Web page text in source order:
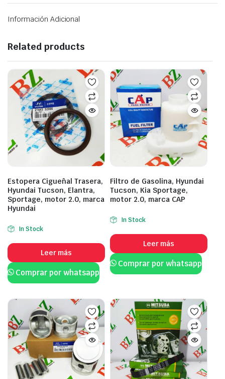
Información Adicional
Related products
Estopera Cigueñal Trasera,
Hyundai Tucson, Elantra,
Sportage, motor 2.0, marca
Hyundai
In Stock
Leer más
Comprar por whatsapp
Filtro de Gasolina, Hyundai
Tucson, Kia Sportage,
motor 2.0, marca CAP
In Stock
Leer más
Comprar por whatsapp